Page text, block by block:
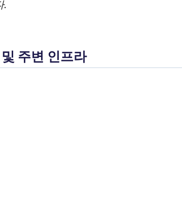
.
주변 인프라